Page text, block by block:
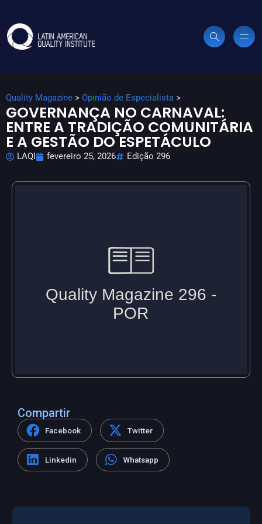
Quality Magazine > Opinião de Especialista >
GOVERNANÇA NO CARNAVAL:
ENTRE A TRADIÇÃO COMUNITÁRIA
E A GESTÃO DO ESPETÁCULO
LAQI fevereiro 25, 2026 Edição 296
Compartir
Facebook Twitter
Linkedin Whatsapp